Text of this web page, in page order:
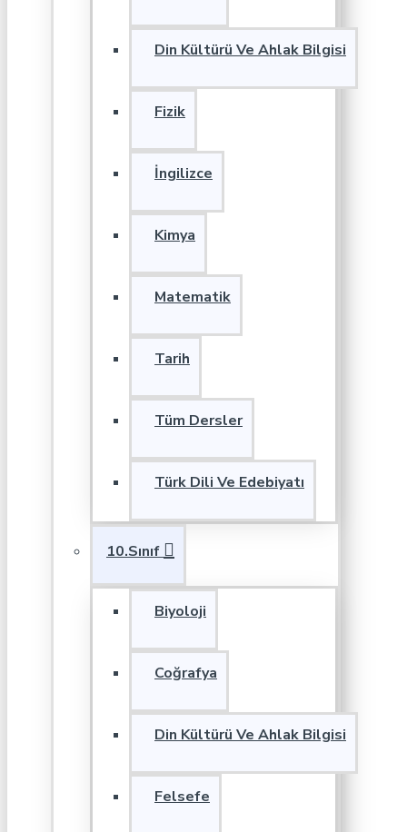
Din Kültürü Ve Ahlak Bilgisi
Fizik
İngilizce
Kimya
Matematik
Tarih
Tüm Dersler
Türk Dili Ve Edebiyatı
10.Sınıf
Biyoloji
Coğrafya
Din Kültürü Ve Ahlak Bilgisi
Felsefe